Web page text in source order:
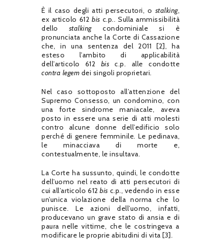
È il caso degli atti persecutori, o stalking,
ex articolo 612bis c.p.. Sulla ammissibilità
dello stalkingcondominiale si è
pronunciata anche la Corte di Cassazione
che, in una sentenza del 2011 [2], ha
esteso l’ambito di applicabilità
dell’articolo 612 bis c.p. alle condotte
contra legem dei singoli proprietari.
Nel caso sottoposto all’attenzione del
Supremo Consesso, un condomino, con
una forte sindrome maniacale, aveva
posto in essere una serie di atti molesti
contro alcune donne dell’edificio solo
perché di genere femminile. Le pedinava,
le minacciava di morte e,
contestualmente, le insultava.
La Corte ha sussunto, quindi, le condotte
dell’uomo nel reato di atti persecutori di
cui all’articolo 612bis c.p., vedendo in esse
un’unica violazione della norma che lo
punisce. Le azioni dell’uomo, infatti,
producevano un grave stato di ansia e di
paura nelle vittime, che le costringeva a
modificare le proprie abitudini di vita [3].